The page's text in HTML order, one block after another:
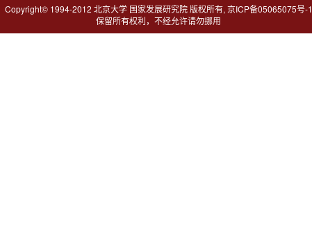
Copyright© 1994-2012 北京大学 国家发展研究院 版权所有, 京ICP备05065075号-1
保留所有权利，不经允许请勿挪用